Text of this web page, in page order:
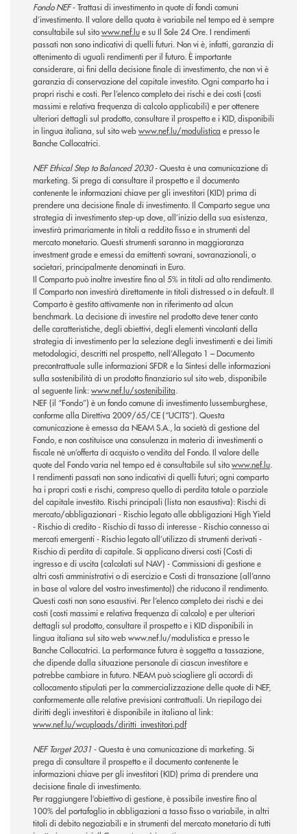
Fondo NEF- Trattasi di investimento in quote di fondi comuni
d’investimento. Il valore della quota è variabile nel tempo ed è sempre
consultabile sul sitowww.nef.lue su Il Sole 24 Ore. I rendimenti
passati non sono indicativi di quelli futuri. Non vi è, infatti, garanzia di
ottenimento di uguali rendimenti per il futuro. È importante
considerare, ai fini della decisione finale di investimento, che non vi è
garanzia di conservazione del capitale investito. Ogni comparto ha i
propri rischi e costi. Per l’elenco completo dei rischi e dei costi (costi
massimi e relativa frequenza di calcolo applicabili) e per ottenere
ulteriori dettagli sul prodotto, consultare il prospetto e i KID, disponibili
in lingua italiana, sul sito webwww.nef.lu/modulistica e presso le
Banche Collocatrici.
NEF Ethical Step to Balanced 2030- Questa è una comunicazione di
marketing. Si prega di consultare il prospetto e il documento
contenente le informazioni chiave per gli investitori (KID) prima di
prendere una decisione finale di investimento. Il Comparto segue una
strategia di investimento step-up dove, all’inizio della sua esistenza,
investirà primariamente in titoli a reddito fisso e in strumenti del
mercato monetario. Questi strumenti saranno in maggioranza
investment grade e emessi da emittenti sovrani, sovranazionali, o
societari, principalmente denominati in Euro.
Il Comparto può inoltre investire fino al 5% in titoli ad alto rendimento.
Il Comparto non investirà direttamente in titoli distressed o in default. Il
Comparto è gestito attivamente non in riferimento ad alcun
benchmark. La decisione di investire nel prodotto deve tener conto
delle caratteristiche, degli obiettivi, degli elementi vincolanti della
strategia di investimento per la selezione degli investimenti e dei limiti
metodologici, descritti nel prospetto, nell’Allegato 1 – Documento
precontrattuale sulle informazioni SFDR e la Sintesi delle informazioni
sulla sostenibilità di un prodotto finanziario sul sito web, disponibile
al seguente link:www.nef.lu/sostenibilita.
NEF (il “Fondo”) è un fondo comune di investimento lussemburghese,
conforme alla Direttiva 2009/65/CE (“UCITS”). Questa
comunicazione è emessa da NEAM S.A., la società di gestione del
Fondo, e non costituisce una consulenza in materia di investimenti o
fiscale nè un’offerta di acquisto o vendita del Fondo. Il valore delle
quote del Fondo varia nel tempo ed è consultabile sul sitowww.nef.lu.
I rendimenti passati non sono indicativi di quelli futuri; ogni comparto
ha i propri costi e rischi, compreso quello di perdita totale o parziale
del capitale investito. Rischi principali (lista non esaustiva): Rischi di
mercato/obbligazionari - Rischio legato alle obbligazioni High Yield
- Rischio di credito - Rischio di tasso di interesse - Rischio connesso ai
mercati emergenti - Rischio legato all’utilizzo di strumenti derivati -
Rischio di perdita di capitale. Si applicano diversi costi (Costi di
ingresso e di uscita (calcolati sul NAV) - Commissioni di gestione e
altri costi amministrativi o di esercizio e Costi di transazione (all’anno
in base al valore del vostro investimento)) che riducono il rendimento.
Questi costi non sono esaustivi. Per l’elenco completo dei rischi e dei
costi (costi massimi e relativa frequenza di calcolo) e per ulteriori
dettagli sul prodotto, consultare il prospetto e i KID disponibili in
lingua italiana sul sito web www.nef.lu/modulistica e presso le
Banche Collocatrici. La performance futura è soggetta a tassazione,
che dipende dalla situazione personale di ciascun investitore e
potrebbe cambiare in futuro. NEAM può sciogliere gli accordi di
collocamento stipulati per la commercializzazione delle quote di NEF,
conformemente alle relative previsioni contrattuali. Un riepilogo dei
diritti degli investitori è disponibile in italiano al link:
www.nef.lu/wcuploads/diritti_investitori.pdf
NEF Target 2031- Questa è una comunicazione di marketing. Si
prega di consultare il prospetto e il documento contenente le
informazioni chiave per gli investitori (KID) prima di prendere una
decisione finale di investimento.
Per raggiungere l’obiettivo di gestione, è possibile investire fino al
100% del portafoglio in obbligazioni a tasso fisso o variabile, in altri
titoli di debito negoziabili e in strumenti del mercato monetario di tutti